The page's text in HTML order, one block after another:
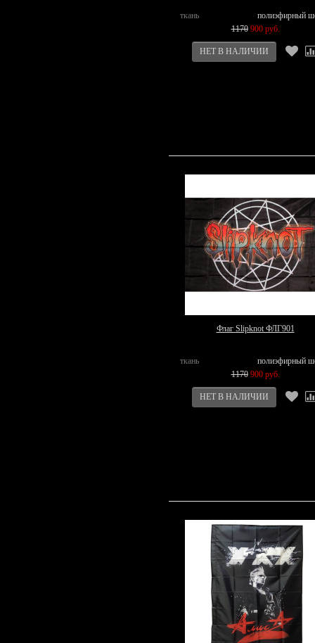
ткань
полиэфирный
1170 900 руб.
Флаг Slipknot ФЛГ901
ткань
полиэфирный
1170 900 руб.